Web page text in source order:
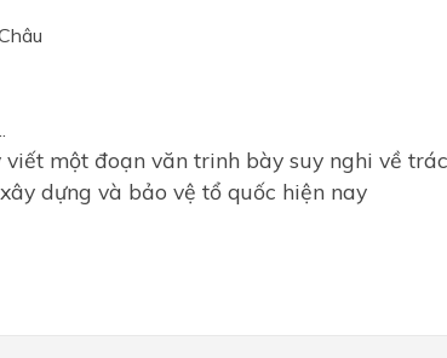
viết một đoạn văn trinh bày suy nghi về
dựng và bảo vệ tổ quốc hiện nay